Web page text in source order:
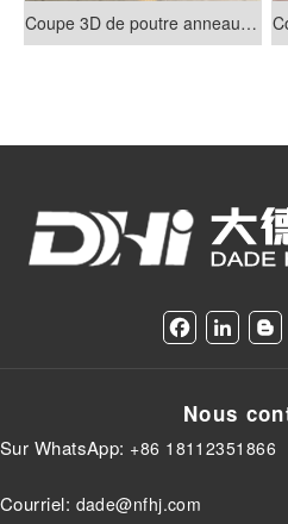
Coupe 3D de poutre anneau de cabine
F
b
o
L
e
I
B
g
r
Nous
Sur WhatsApp: +86 18112351866
Courriel: dade@nfhj.com